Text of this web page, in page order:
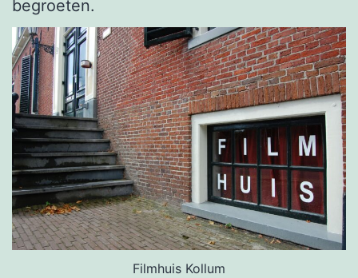
begroeten.
Filmhuis Kollum